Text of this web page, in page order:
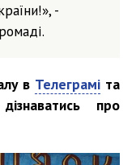
-
в Телеграміта
про